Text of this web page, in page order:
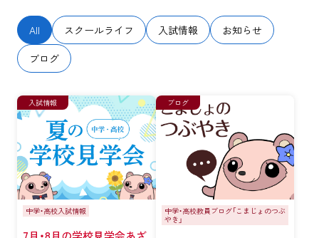
All スクールライフ 入試情報
お知らせ
ブログ
入試情報
中学・高校入試情報
ブログ
中学・高校教員ブログ「こまじょのつぶ
やき」